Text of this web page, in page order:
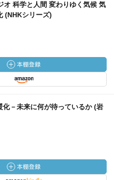
オ 科学と人間 変わりゆく気候 気
(NHKシリーズ)
化－未来に何が待っているか (岩